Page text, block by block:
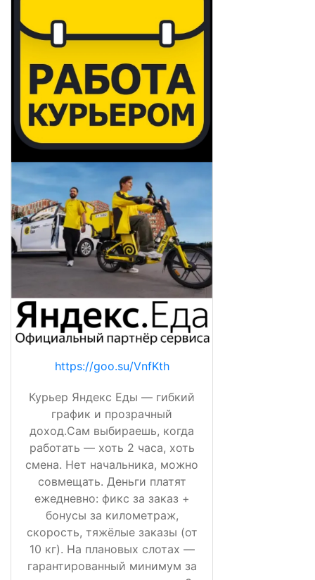
https://goo.su/VnfKth
Курьер Яндекс Еды — гибкий
график и прозрачный
доход.Сам выбираешь, когда
работать — хоть 2 часа, хоть
смена. Нет начальника, можно
совмещать. Деньги платят
ежедневно: фикс за заказ +
бонусы за километраж,
скорость, тяжёлые заказы (от
10 кг). На плановых слотах —
гарантированный минимум за